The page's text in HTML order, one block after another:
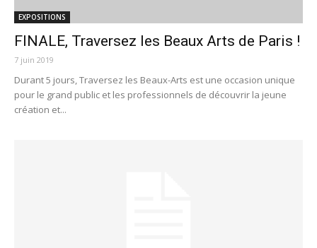
EXPOSITIONS
FINALE, Traversez les Beaux Arts de Paris !
7 juin 2019
Durant 5 jours, Traversez les Beaux-Arts est une occasion unique
pour le grand public et les professionnels de découvrir la jeune
création et...